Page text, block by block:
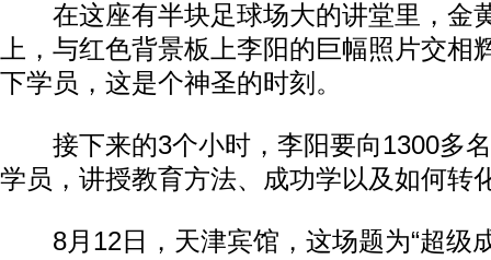
在这座有半块足球场大的讲堂里，金
上，与红色背景板上李阳的巨幅照片交相
下学员，这是个神圣的时刻。
接下来的3个小时，李阳要向1300多名
学员，讲授教育方法、成功学以及如何转
8月12日，天津宾馆，这场题为“超级